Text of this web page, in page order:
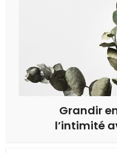
Grandir
l’intimité